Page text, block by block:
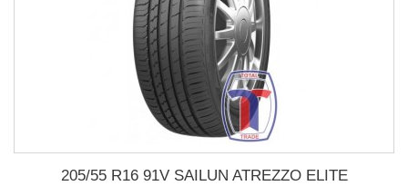
205/55 R16 91V SAILUN ATREZZO ELITE